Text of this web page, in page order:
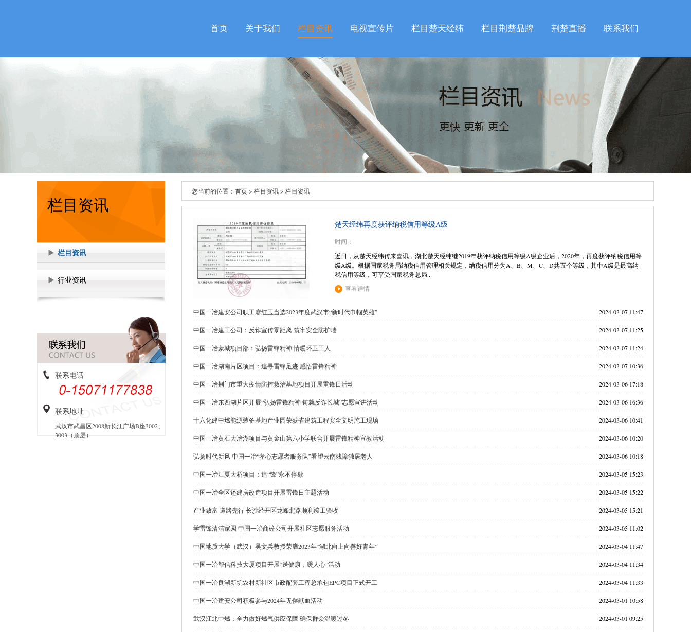
首页 关于我们 栏目资讯 电视宣传片 栏目楚天经纬 栏目荆楚品牌 荆楚直播 联系我们
栏目资讯
栏目资讯
行业资讯
联系电话
联系地址
武汉市武昌区2008新长江广场B座3002、
3003（顶层）
您当前的位置： 首页> 栏目资讯> 栏目资讯
楚天经纬再度获评纳税信用等级A级
时间：
近日，从楚天经纬传来喜讯，湖北楚天经纬继2019年获评纳税信用等级A级企业后，2020年，再度获评纳税信用等
级A级。根据国家税务局纳税信用管理相关规定，纳税信用分为A、B、M、C、D共五个等级，其中A级是最高纳
税信用等级，可享受国家税务总局...
查看详情
中国一冶建安公司职工廖红玉当选2023年度武汉市“新时代巾帼英雄” 2024-03-07 11:47
中国一冶建工公司：反诈宣传零距离 筑牢安全防护墙 2024-03-07 11:25
中国一冶蒙城项目部：弘扬雷锋精神 情暖环卫工人 2024-03-07 11:24
中国一冶湖南片区项目：追寻雷锋足迹 感悟雷锋精神 2024-03-07 10:36
中国一冶荆门市重大疫情防控救治基地项目开展雷锋日活动 2024-03-06 17:18
中国一冶东西湖片区开展“弘扬雷锋精神 铸就反诈长城”志愿宣讲活动 2024-03-06 16:36
十六化建中燃能源装备基地产业园荣获省建筑工程安全文明施工现场 2024-03-06 10:41
中国一冶黄石大冶湖项目与黄金山第六小学联合开展雷锋精神宣教活动 2024-03-06 10:20
弘扬时代新风 中国一冶“孝心志愿者服务队”看望云南残障独居老人 2024-03-06 10:18
中国一冶江夏大桥项目：追“锋”永不停歇 2024-03-05 15:23
中国一冶全区还建房改造项目开展雷锋日主题活动 2024-03-05 15:22
产业致富 道路先行 长沙经开区龙峰北路顺利竣工验收 2024-03-05 15:21
学雷锋清洁家园 中国一冶商砼公司开展社区志愿服务活动 2024-03-05 11:02
中国地质大学（武汉）吴文兵教授荣膺2023年“湖北向上向善好青年” 2024-03-04 11:47
中国一冶智信科技大厦项目开展“送健康，暖人心”活动 2024-03-04 11:34
中国一冶良湖新垸农村新社区市政配套工程总承包EPC项目正式开工 2024-03-04 11:33
中国一冶建安公司积极参与2024年无偿献血活动 2024-03-01 10:58
武汉江北中燃：全力做好燃气供应保障 确保群众温暖过冬 2024-03-01 09:25